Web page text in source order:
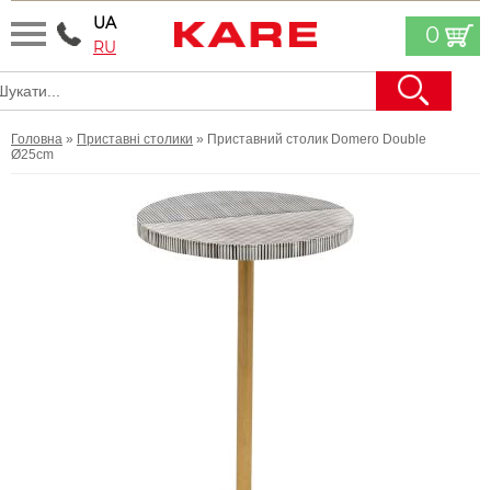
UA
RU
0
Головна » Приставні столики » Приставний столик Domero Double
Ø25cm